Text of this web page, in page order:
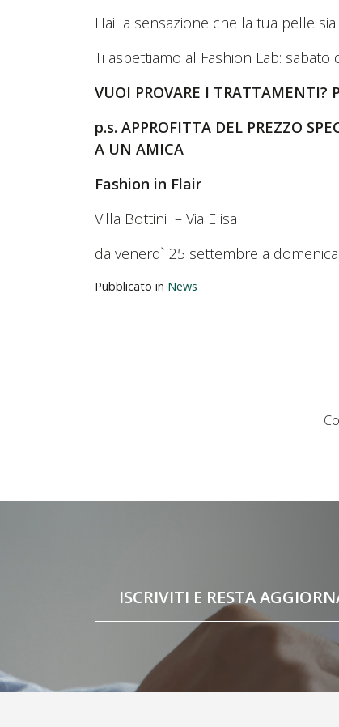
Hai la sensazione che la tua pelle
Ti aspettiamo al Fashion Lab:
VUOI PROVARE I
p.s. APPROFITTA DEL PREZZO
A UN AMICA
Fashion in Flair
Villa Bottini – Via Elisa
da venerdì 25 settembre a
Pubblicato in News
ISCRIVITI E RESTA